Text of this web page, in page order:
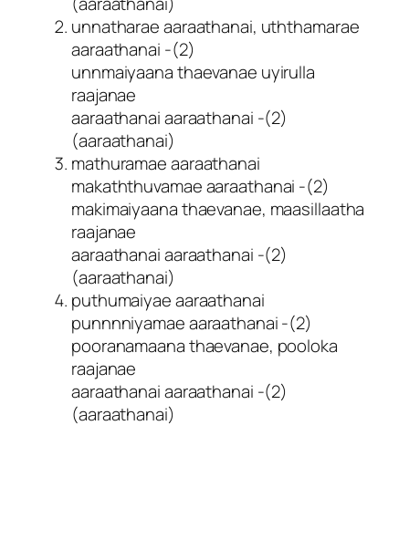
unnatharae aaraathanai, uththamarae
aaraathanai -(2)
unnmaiyaana thaevanae uyirulla
raajanae
aaraathanai aaraathanai -(2)
(aaraathanai)
mathuramae aaraathanai
makaththuvamae aaraathanai -(2)
makimaiyaana thaevanae, maasillaatha
raajanae
aaraathanai aaraathanai -(2)
(aaraathanai)
puthumaiyae aaraathanai
punnnniyamae aaraathanai -(2)
pooranamaana thaevanae, pooloka
raajanae
aaraathanai aaraathanai -(2)
(aaraathanai)